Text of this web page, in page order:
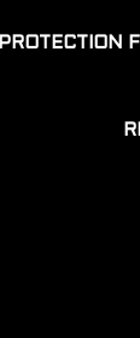
PROTECTION